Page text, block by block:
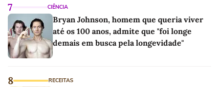
7 CIÊNCIA
Bryan Johnson, homem que queria viver
até os 100 anos, admite que "foi longe
demais em busca pela longevidade"
8 RECEITAS